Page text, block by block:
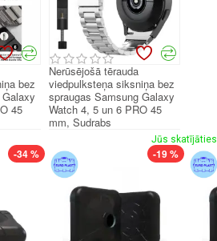
bez
45
Nerūsējošā tērauda
viedpulksteņa siksniņa bez
spraugas Samsung Galaxy
Watch 4, 5 un 6 PRO 45
mm, Sudrabs
Jūs skatījāties
-34 % -19 %